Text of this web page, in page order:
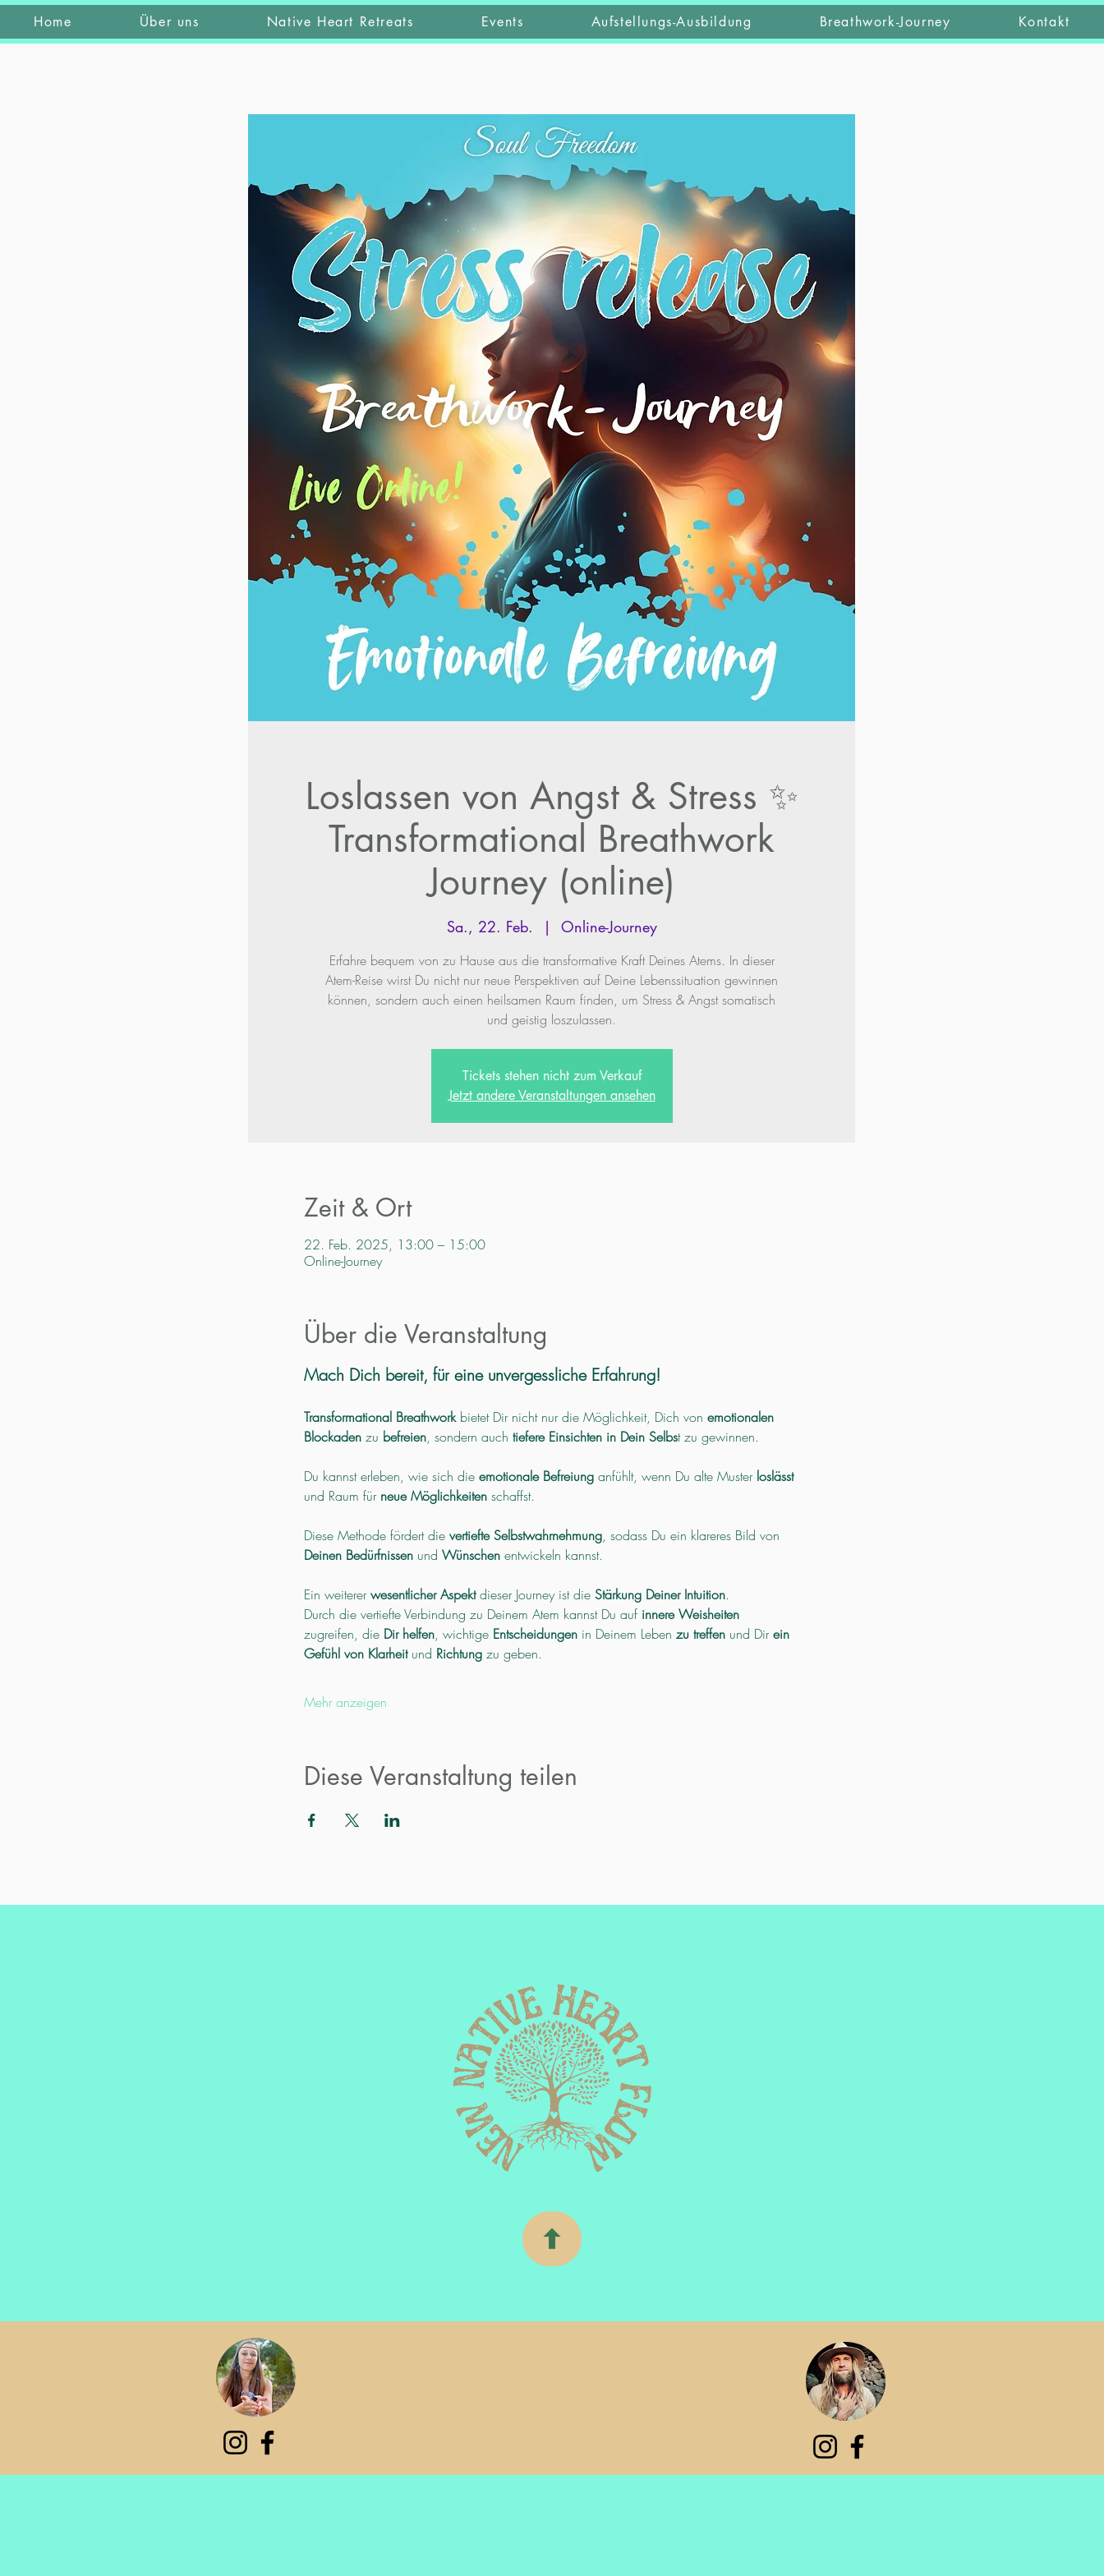
Home Über uns Native Heart Retreats Events Aufstellungs-Ausbildung Breathwork-Journey Kontakt
Loslassen von Angst & Stress ✨
Transformational Breathwork
Journey (online)
Sa., 22. Feb.
  |
Online-Journey
Erfahre bequem von zu Hause aus die transformative Kraft Deines Atems. In dieser
Atem-Reise wirst Du nicht nur neue Perspektiven auf Deine Lebenssituation gewinnen
können, sondern auch einen heilsamen Raum finden, um Stress & Angst somatisch
und geistig loszulassen.
Tickets stehen nicht zum Verkauf
Jetzt andere Veranstaltungen ansehen
Zeit & Ort
22. Feb. 2025, 13:00 – 15:00
Online-Journey
Über die Veranstaltung
Mach Dich bereit, für eine unvergessliche Erfahrung!
Transformational Breathwork bietet Dir nicht nur die Möglichkeit, Dich von emotionalen
Blockaden zu befreien, sondern auch tiefere Einsichten in Dein Selbst zu gewinnen.
Du kannst erleben, wie sich die emotionale Befreiung anfühlt, wenn Du alte Muster loslässt
und Raum für neue Möglichkeiten schaffst.
Diese Methode fördert die vertiefte Selbstwahrnehmung, sodass Du ein klareres Bild von
Deinen Bedürfnissen und Wünschen entwickeln kannst.
Ein weiterer wesentlicher Aspekt dieser Journey ist die Stärkung Deiner Intuition.
Durch die vertiefte Verbindung zu Deinem Atem kannst Du auf innere Weisheiten
zugreifen, die Dir helfen, wichtige Entscheidungen in Deinem Leben zu treffen und Dir ein
Gefühl von Klarheit und Richtung zu geben.
Mehr anzeigen
Diese Veranstaltung teilen